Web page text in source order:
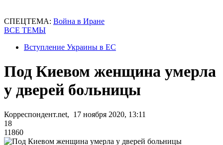
СПЕЦТЕМА: Война в Иране
ВСЕ ТЕМЫ
Вступление Украины в ЕС
Под Киевом женщина умерла
у дверей больницы
Корреспондент.net, 17 ноября 2020, 13:11
18
11860